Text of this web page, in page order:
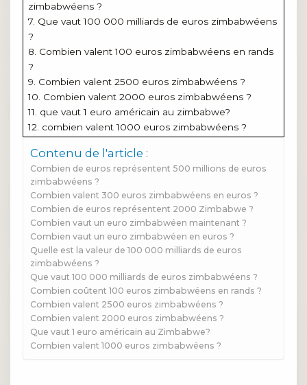
zimbabwéens ?
7. Que vaut 100 000 milliards de euros zimbabwéens
?
8. Combien valent 100 euros zimbabwéens en rands
?
9. Combien valent 2500 euros zimbabwéens ?
10. Combien valent 2000 euros zimbabwéens ?
11. que vaut 1 euro américain au zimbabwe?
12. combien valent 1000 euros zimbabwéens ?
Contenu de l'article :
Combien de euros représentent 500 millions de euros
zimbabwéens ?
Combien valent 300 euros zimbabwéens en euros ?
Combien de euros représentent 2000 Zimbabwe ?
Combien vaut un euro zimbabwéen maintenant ?
Combien vaut un euro zimbabwéen en euros ?
Quelle est la valeur de 100 000 milliards de euros
zimbabwéens ?
Que vaut 100 000 milliards de euros zimbabwéens ?
Combien coûtent 100 euros zimbabwéens en rands ?
Combien valent 2500 euros zimbabwéens ?
Combien valent 2000 euros zimbabwéens ?
Que vaut 1 euro américain au Zimbabwe?
Combien valent 1000 euros zimbabwéens ?